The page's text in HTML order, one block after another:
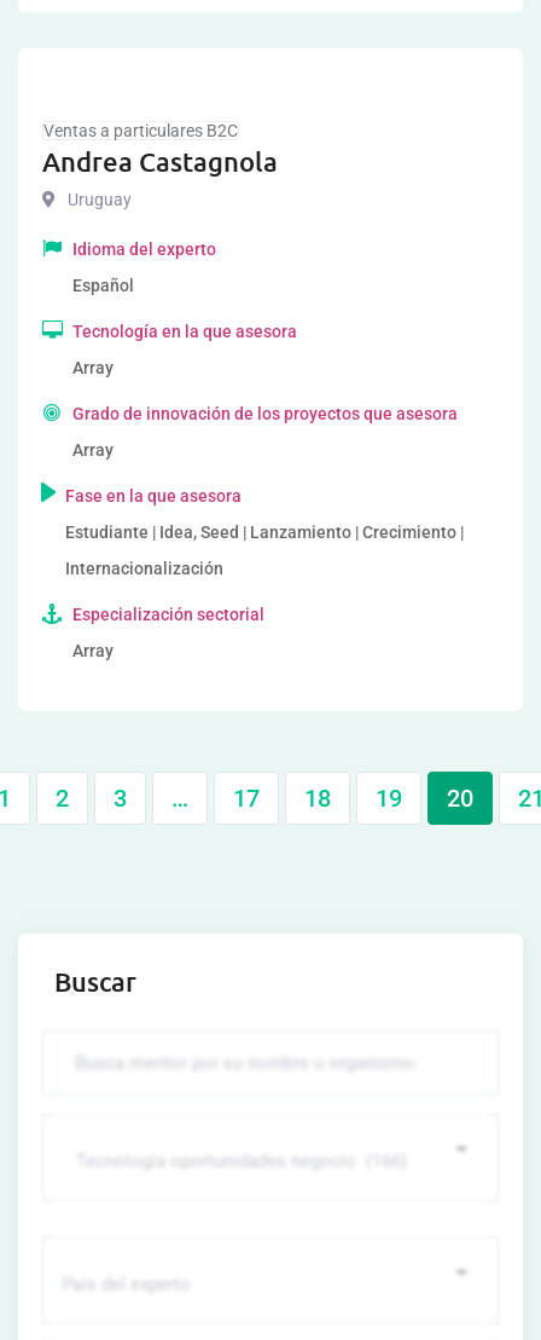
Ventas a particulares B2C
Andrea Castagnola
Uruguay
Idioma del experto
Español
Tecnología en la que asesora
Array
Grado de innovación de los proyectos que asesora
Array
Fase en la que asesora
Estudiante | Idea, Seed | Lanzamiento | Crecimiento |
Internacionalización
Especialización sectorial
Array
2 3 … 17 18 19 20
Buscar